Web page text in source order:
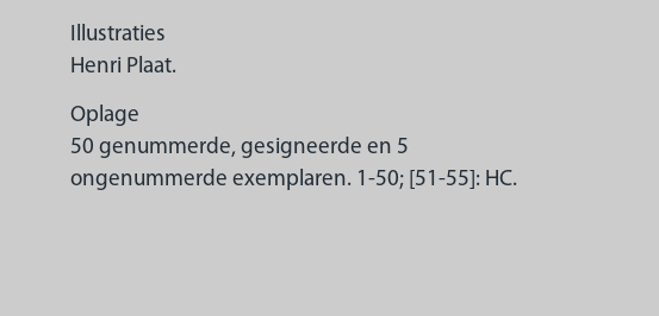
Illustraties
Henri Plaat.
Oplage
50 genummerde, gesigneerde en 5
ongenummerde exemplaren. 1-50; [51-55]: HC.